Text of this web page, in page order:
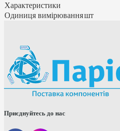
Характеристики
Одиниця вимірюванняшт
Приєднуйтесь до нас